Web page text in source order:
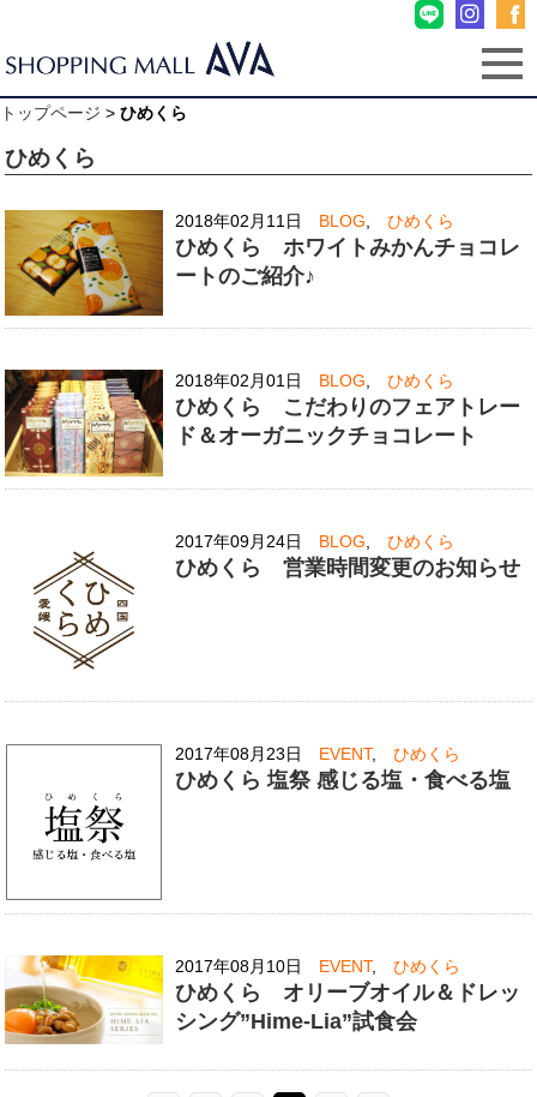
トップページ > ひめくら
ひめくら
2018年02月11日 BLOG ひめくら
ひめくら ホワイトみかんチョコレ
ートのご紹介♪
2018年02月01日 BLOG, ひめくら
ひめくら こだわりのフェアトレー
ド＆オーガニックチョコレート
2017年09月24日 BLOG ひめくら
ひめくら 営業時間変更のお知らせ
2017年08月23日 EVENT, ひめくら
ひめくら 塩祭 感じる塩・食べる塩
2017年08月10日 EVENT, ひめくら
ひめくら オリーブオイル＆ドレッ
シング”Hime-Lia”試食会